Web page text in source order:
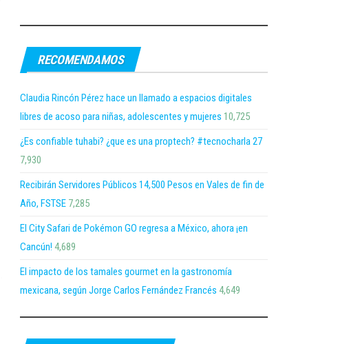
RECOMENDAMOS
Claudia Rincón Pérez hace un llamado a espacios digitales
libres de acoso para niñas, adolescentes y mujeres 10,725
¿Es confiable tuhabi? ¿que es una proptech? #tecnocharla 27
7,930
Recibirán Servidores Públicos 14,500 Pesos en Vales de fin de
Año, FSTSE 7,285
El City Safari de Pokémon GO regresa a México, ahora ¡en
Cancún! 4,689
El impacto de los tamales gourmet en la gastronomía
mexicana, según Jorge Carlos Fernández Francés 4,649